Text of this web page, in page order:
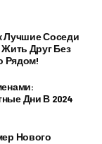
Лучшие Соседи
Друг Без
Рядом!
Дни В 2024
Нового